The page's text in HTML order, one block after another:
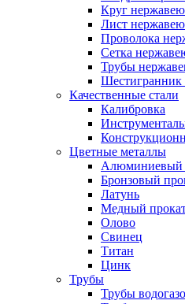
Круг
Лист
Проволока
Сетка
Трубы
Качественные стали
Калибровка
Цветные металлы
Алюминиевый
Бронзовый
Латунь
Медный
Олово
Свинец
Титан
Цинк
Трубы
Трубы